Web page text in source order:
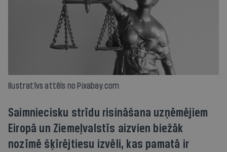
Ilustratīvs attēls no Pixabay.com
Saimniecisku strīdu risināšana uzņēmējiem
Eiropā un Ziemeļvalstīs aizvien biežāk
nozīmē šķīrējtiesu izvēli, kas pamatā ir